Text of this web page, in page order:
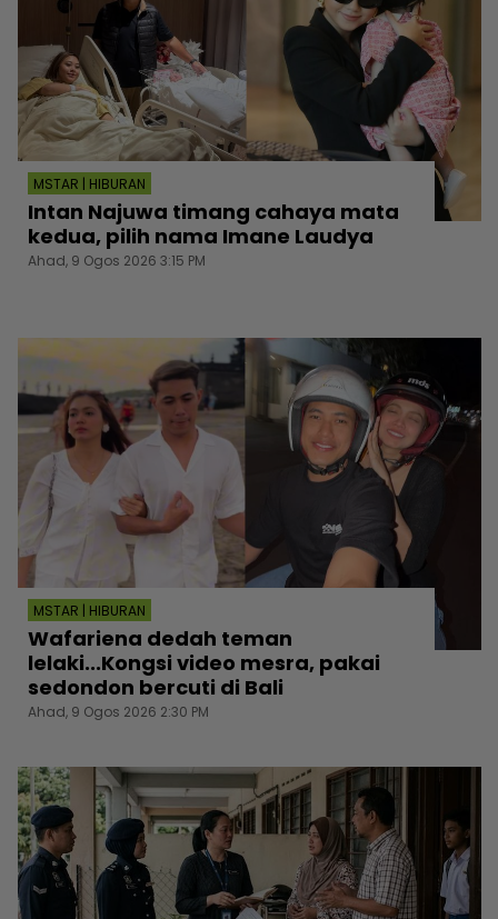
MSTAR | HIBURAN
Intan Najuwa timang cahaya mata
kedua, pilih nama Imane Laudya
Ahad, 9 Ogos 2026 3:15 PM
MSTAR | HIBURAN
Wafariena dedah teman
lelaki...Kongsi video mesra, pakai
sedondon bercuti di Bali
Ahad, 9 Ogos 2026 2:30 PM